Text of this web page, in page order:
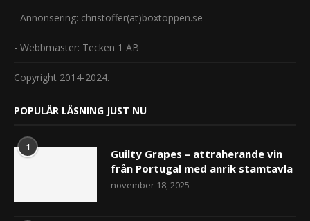
- Annonsering: christoffer(at)boxtoppen.se
- Webbmaster: Tecken 1 AB
Copyright 2014-2024.
POPULÄR LÄSNING JUST NU
1
Guilty Grapes – attraherande vin
från Portugal med anrik stamtavla
november 18, 2025